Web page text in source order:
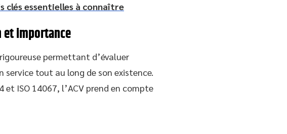
clés essentielles à connaître
et importance
permettant d’évaluer
service tout au long de son existence.
et ISO 14067, l’ACV prend en compte